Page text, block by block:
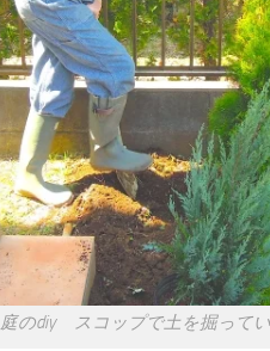
庭のdiy スコップで土を掘って